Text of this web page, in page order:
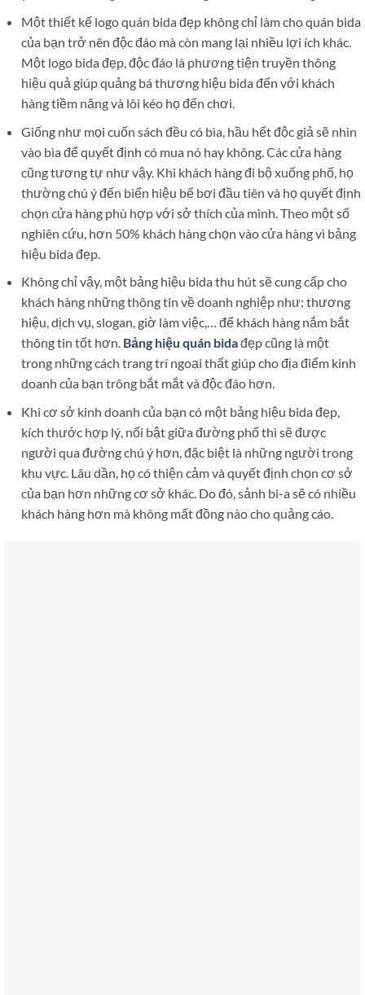
Một thiết kế logo quán bida đẹp không chỉ làm cho quán bida
của bạn trở nên độc đáo mà còn mang lại nhiều lợi ích khác.
Một logo bida đẹp, độc đáo là phương tiện truyền thông
hiệu quả giúp quảng bá thương hiệu bida đến với khách
hàng tiềm năng và lôi kéo họ đến chơi.
Giống như mọi cuốn sách đều có bìa, hầu hết độc giả sẽ nhìn
vào bìa để quyết định có mua nó hay không. Các cửa hàng
cũng tương tự như vậy. Khi khách hàng đi bộ xuống phố, họ
thường chú ý đến biển hiệu bể bơi đầu tiên và họ quyết định
chọn cửa hàng phù hợp với sở thích của mình. Theo một số
nghiên cứu, hơn 50% khách hàng chọn vào cửa hàng vì bảng
hiệu bida đẹp.
Không chỉ vậy, một bảng hiệu bida thu hút sẽ cung cấp cho
khách hàng những thông tin về doanh nghiệp như: thương
hiệu, dịch vụ, slogan, giờ làm việc,… để khách hàng nắm bắt
thông tin tốt hơn. Bảng hiệu quán bidađẹp cũng là một
trong những cách trang trí ngoại thất giúp cho địa điểm kinh
doanh của bạn trông bắt mắt và độc đáo hơn.
Khi cơ sở kinh doanh của bạn có một bảng hiệu bida đẹp,
kích thước hợp lý, nổi bật giữa đường phố thì sẽ được
người qua đường chú ý hơn, đặc biệt là những người trong
khu vực. Lâu dần, họ có thiện cảm và quyết định chọn cơ sở
của bạn hơn những cơ sở khác. Do đó, sảnh bi-a sẽ có nhiều
khách hàng hơn mà không mất đồng nào cho quảng cáo.